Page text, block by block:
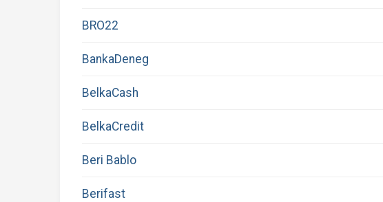
BRO22
BankaDeneg
BelkaCash
BelkaCredit
Beri Bablo
Berifast